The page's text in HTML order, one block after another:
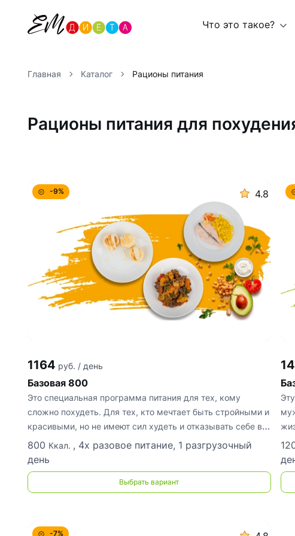
Что это такое?
Главная Каталог Рационы питания
Рационы питания для
-9%
1164 руб. / день
Базовая 800
Это специальная программа питания для тех, кому
сложно похудеть. Для тех, кто мечтает быть стройными и
красивыми, но не имеют сил худеть и отказывать себе во
всем. Дополнитель
800 Ккал. , 4х разовое питание, 1 разгрузочный
день
4.8
Выбрать вариант
-7%